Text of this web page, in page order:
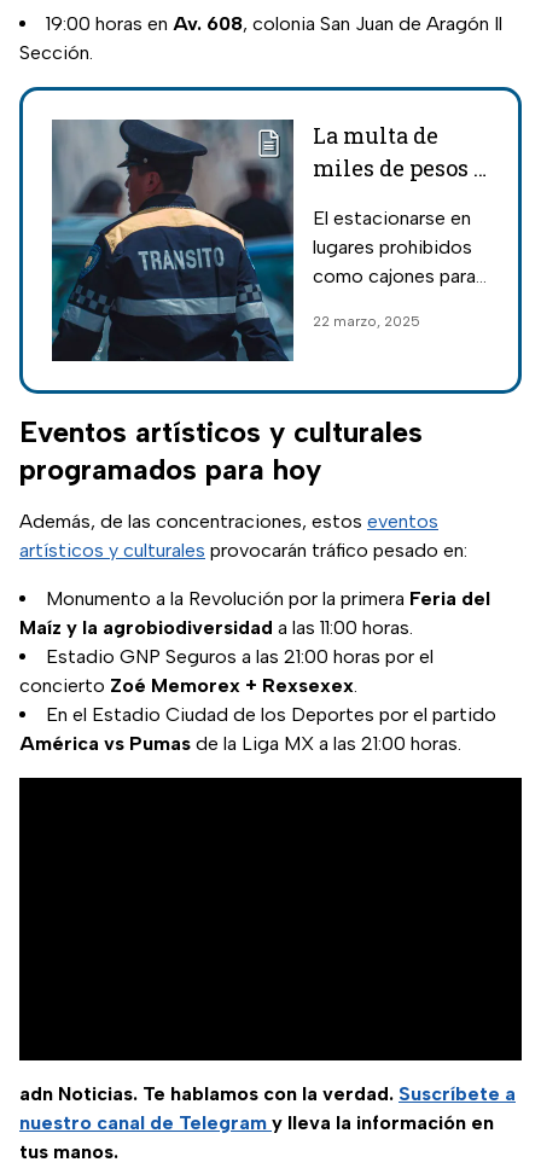
19:00 horas en Av. 608, colonia San Juan de Aragón Il
Sección.
La multa de
miles de pesos y
estacionarse en
lugares
CDMX este 2025
El estacionarse en
lugares prohibidos
como cajones para
discapacidad o
agua, puede
representar una
multa de miles de
pesos.
22 marzo, 2025
Eventos artísticos y culturales
programados para hoy
Además, de las concentraciones, estos eventos
artísticos y culturales provocarán tráfico pesado en:
Monumento a la Revolución por la primera Feria del
Maíz y la agrobiodiversidad a las 11:00 horas.
Estadio GNP Seguros a las 21:00 horas por el
concierto Zoé Memorex + Rexsexex.
En el Estadio Ciudad de los Deportes por el partido
América vs Pumas de la Liga MX a las 21:00 horas.
adn Noticias. Te hablamos con la verdad. Suscríbete a
nuestro canal de Telegram y lleva la información en
tus manos.